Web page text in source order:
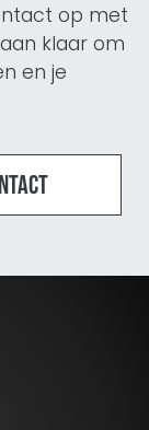
op met
klaar om
en je
op het